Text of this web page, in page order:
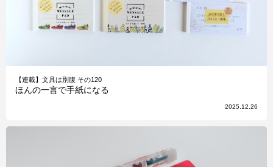
【連載】文具は別腹 その120
ほんの一言で手紙になる
2025.12.26